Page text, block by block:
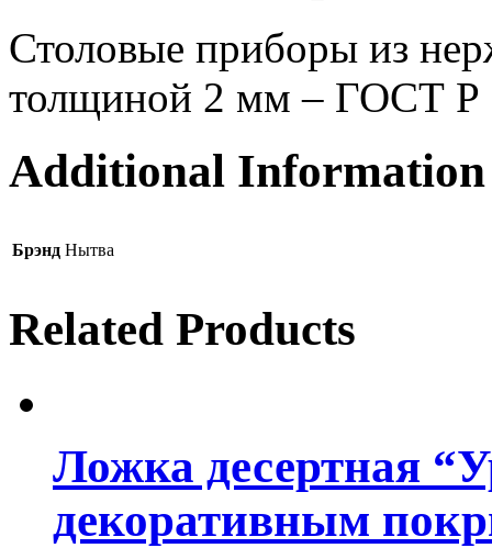
Столовые приборы из
толщиной 2 мм – ГОСТ Р
Additional Information
Брэнд Нытва
Related Products
Ложка десертная
декоративным